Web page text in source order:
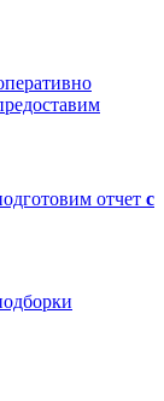
отчет с